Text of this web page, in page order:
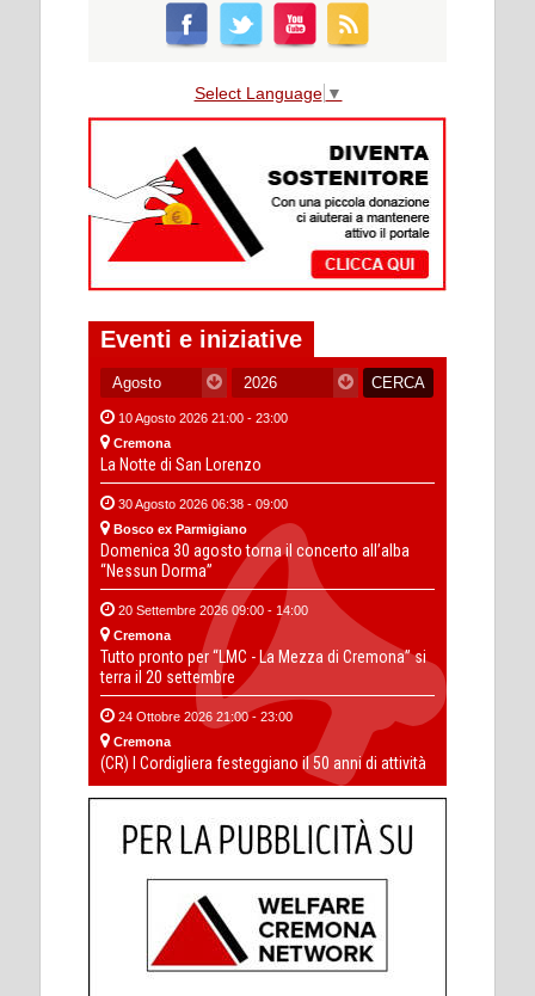
Select Language ▼
Eventi e iniziative
10 Agosto 2026 21:00 - 23:00
Cremona
La Notte di San Lorenzo
30 Agosto 2026 06:38 - 09:00
Bosco ex Parmigiano
Domenica 30 agosto torna il concerto all’alba
“Nessun Dorma”
20 Settembre 2026 09:00 - 14:00
Cremona
Tutto pronto per “LMC - La Mezza di Cremona” si
terra il 20 settembre
24 Ottobre 2026 21:00 - 23:00
Cremona
(CR) I Cordigliera festeggiano il 50 anni di attività